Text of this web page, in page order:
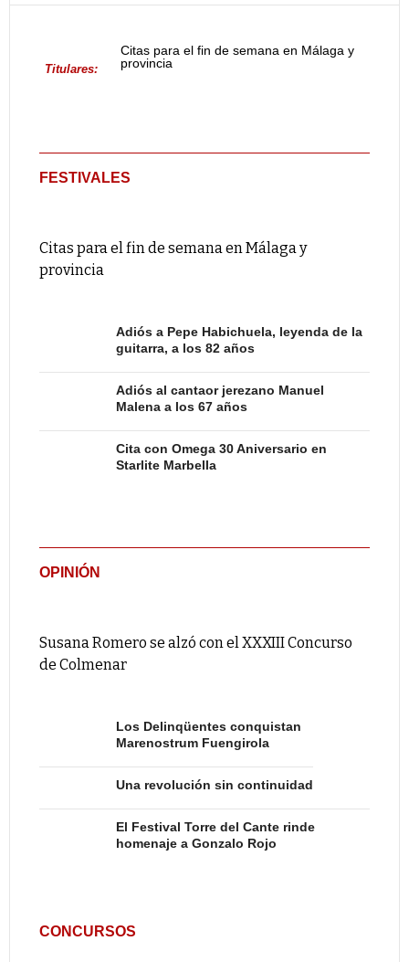
Titulares:
Citas para el fin de semana en Málaga y
provincia
FESTIVALES
Citas para el fin de semana en Málaga y
provincia
Adiós a Pepe Habichuela, leyenda de la
guitarra, a los 82 años
Adiós al cantaor jerezano Manuel
Malena a los 67 años
Cita con Omega 30 Aniversario en
Starlite Marbella
OPINIÓN
Susana Romero se alzó con el XXXIII Concurso
de Colmenar
Los Delinqüentes conquistan
Marenostrum Fuengirola
Una revolución sin continuidad
El Festival Torre del Cante rinde
homenaje a Gonzalo Rojo
CONCURSOS